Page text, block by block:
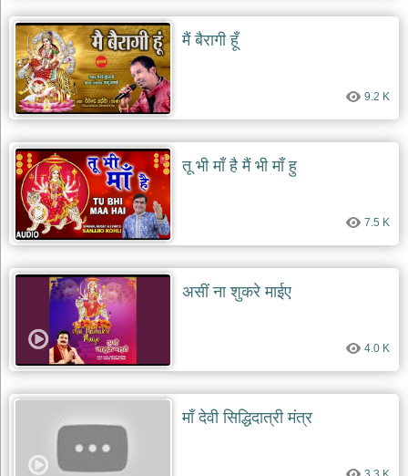
मैं बैरागी हूँ
9.2 K
तू भी माँ है मैं भी माँ हु
7.5 K
असीं ना शुकरे माईए
4.0 K
माँ देवी सिद्धिदात्री मंत्र